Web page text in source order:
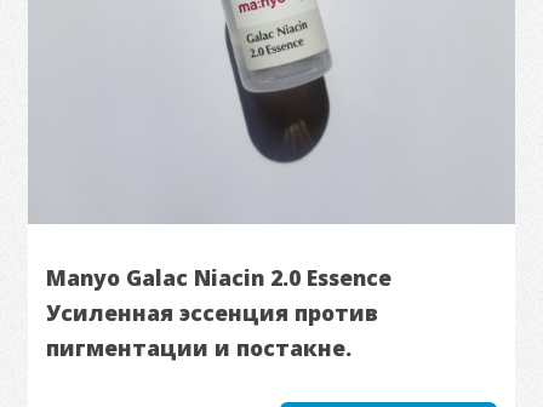
Manyo Galac Niacin 2.0 Essence
Усиленная эссенция против
пигментации и постакне.